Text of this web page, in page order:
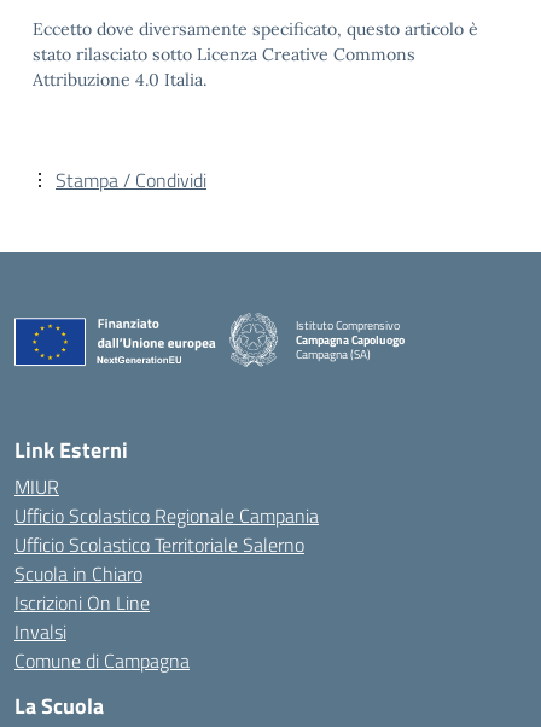
Eccetto dove diversamente specificato, questo articolo è
stato rilasciato sotto Licenza Creative Commons
Attribuzione 4.0 Italia.
Stampa / Condividi
Istituto Comprensivo
Campagna Capoluogo
Campagna (SA)
Link Esterni
MIUR
Ufficio Scolastico Regionale Campania
Ufficio Scolastico Territoriale Salerno
Scuola in Chiaro
Iscrizioni On Line
Invalsi
Comune di Campagna
La Scuola